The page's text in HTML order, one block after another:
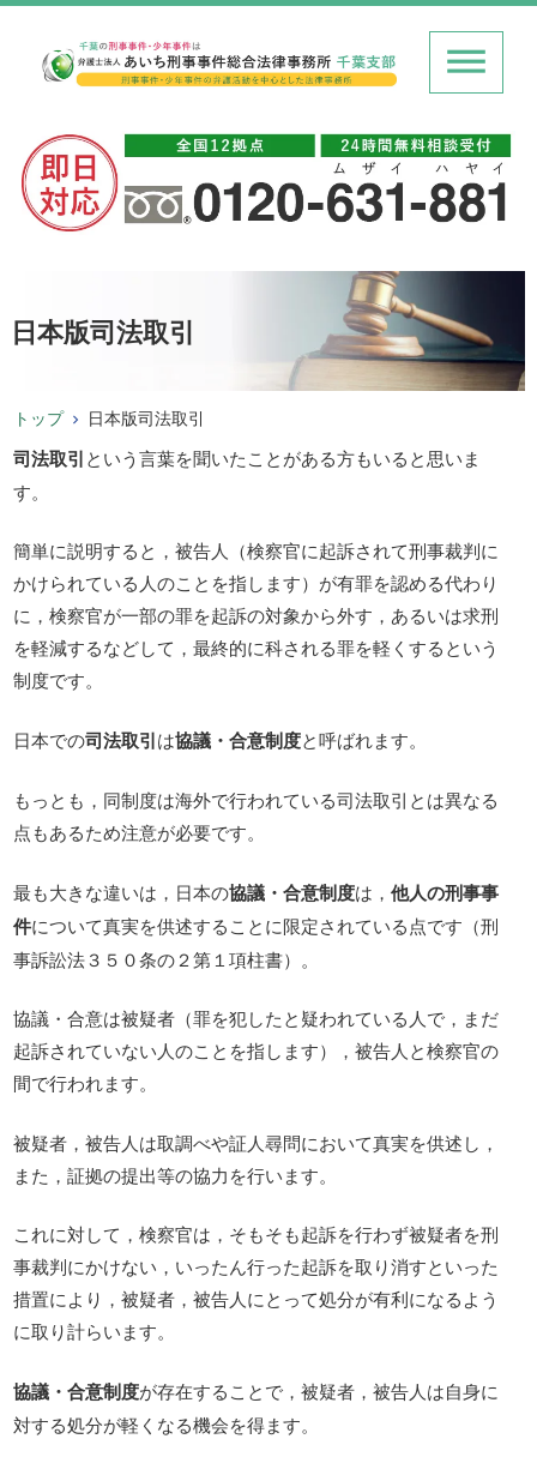
日本版司法取引
トップ 日本版司法取引
司法取引という言葉を聞いたことがある方もいると思いま
す。
簡単に説明すると，被告人（検察官に起訴されて刑事裁判に
かけられている人のことを指します）が有罪を認める代わり
に，検察官が一部の罪を起訴の対象から外す，あるいは求刑
を軽減するなどして，最終的に科される罪を軽くするという
制度です。
日本での司法取引は協議・合意制度と呼ばれます。
もっとも，同制度は海外で行われている司法取引とは異なる
点もあるため注意が必要です。
最も大きな違いは，日本の協議・合意制度は，他人の刑事事
件について真実を供述することに限定されている点です（刑
事訴訟法３５０条の２第１項柱書）。
協議・合意は被疑者（罪を犯したと疑われている人で，まだ
起訴されていない人のことを指します），被告人と検察官の
間で行われます。
被疑者，被告人は取調べや証人尋問において真実を供述し，
また，証拠の提出等の協力を行います。
これに対して，検察官は，そもそも起訴を行わず被疑者を刑
事裁判にかけない，いったん行った起訴を取り消すといった
措置により，被疑者，被告人にとって処分が有利になるよう
に取り計らいます。
協議・合意制度が存在することで，被疑者，被告人は自身に
対する処分が軽くなる機会を得ます。